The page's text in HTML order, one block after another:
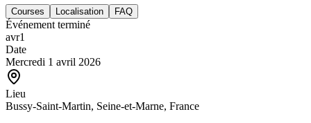
Courses Localisation FAQ
Événement terminé
avr1
Date
Mercredi 1 avril 2026
Lieu
Bussy-Saint-Martin, Seine-et-Marne, France